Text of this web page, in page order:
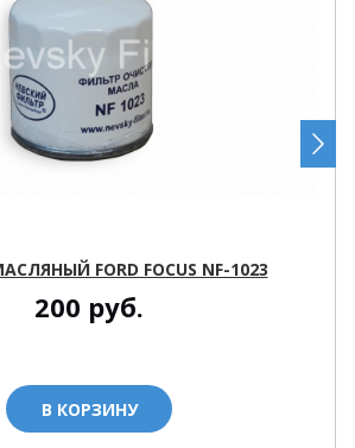
FORD FOCUS NF-1023
200 руб.
В КОРЗИНУ